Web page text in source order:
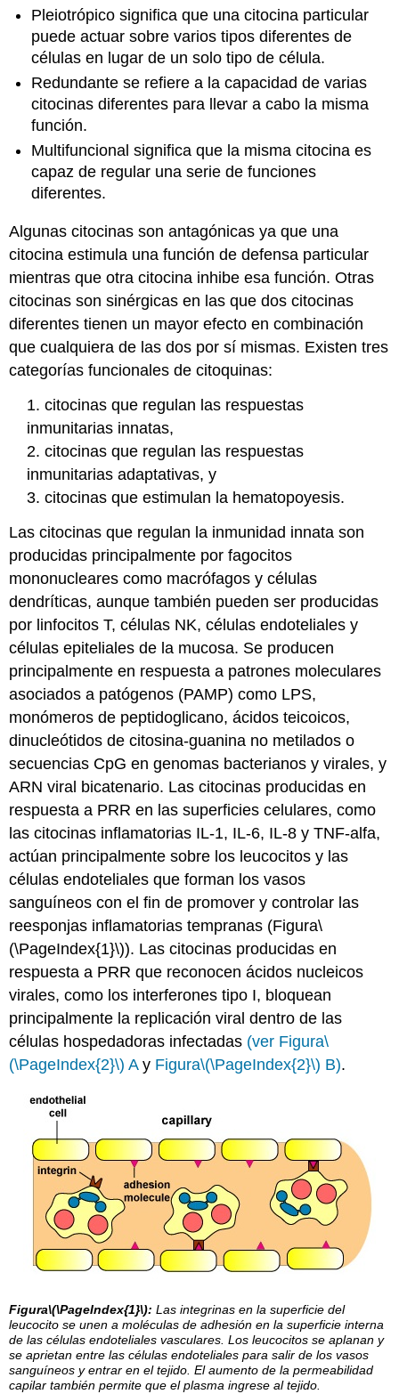
Pleiotrópico significa que una citocina particular
puede actuar sobre varios tipos diferentes de
células en lugar de un solo tipo de célula.
Redundante se refiere a la capacidad de varias
citocinas diferentes para llevar a cabo la misma
función.
Multifuncional significa que la misma citocina es
capaz de regular una serie de funciones
diferentes.
Algunas citocinas son antagónicas ya que una
citocina estimula una función de defensa particular
mientras que otra citocina inhibe esa función. Otras
citocinas son sinérgicas en las que dos citocinas
diferentes tienen un mayor efecto en combinación
que cualquiera de las dos por sí mismas. Existen tres
categorías funcionales de citoquinas:
1. citocinas que regulan las respuestas
inmunitarias innatas,
2. citocinas que regulan las respuestas
inmunitarias adaptativas, y
3. citocinas que estimulan la hematopoyesis.
Las citocinas que regulan la inmunidad innata son
producidas principalmente por fagocitos
mononucleares como macrófagos y células
dendríticas, aunque también pueden ser producidas
por linfocitos T, células NK, células endoteliales y
células epiteliales de la mucosa. Se producen
principalmente en respuesta a patrones moleculares
asociados a patógenos (PAMP) como LPS,
monómeros de peptidoglicano, ácidos teicoicos,
dinucleótidos de citosina-guanina no metilados o
secuencias CpG en genomas bacterianos y virales, y
ARN viral bicatenario. Las citocinas producidas en
respuesta a PRR en las superficies celulares, como
las citocinas inflamatorias IL-1, IL-6, IL-8 y TNF-alfa,
actúan principalmente sobre los leucocitos y las
células endoteliales que forman los vasos
sanguíneos con el fin de promover y controlar las
reesponjas inflamatorias tempranas (Figura\
(\PageIndex{1}\)). Lascitocinas producidas en
respuesta a PRR que reconocen ácidos nucleicos
virales, como los interferones tipo I, bloquean
principalmente la replicación viral dentro de las
células hospedadoras infectadas (ver Figura\
(\PageIndex{2}\) Ay Figura\(\PageIndex{2}\) B).
Figura\(\PageIndex{1}\): Las integrinas en la superficie del
leucocito se unen a moléculas de adhesión en la superficie interna
de las células endoteliales vasculares.Los leucocitos se aplanan y
se aprietan entre las células endoteliales para salir de los vasos
sanguíneos y entrar en el tejido.El aumento de la permeabilidad
capilar también permite que el plasma ingrese al tejido.